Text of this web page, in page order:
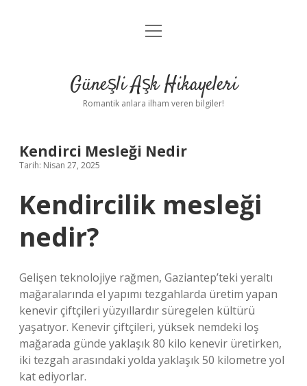
Anasayfa
Yasal Uyarı
menüyü
Güneşli Aşk Hikayeleri
Romantik anlara ilham veren bilgiler!
Kendirci Mesleği Nedir
Tarih: Nisan 27, 2025
Kendircilik mesleği
nedir?
Gelişen teknolojiye rağmen, Gaziantep’teki yeraltı
mağaralarında el yapımı tezgahlarda üretim yapan
kenevir çiftçileri yüzyıllardır süregelen kültürü
yaşatıyor. Kenevir çiftçileri, yüksek nemdeki loş
mağarada günde yaklaşık 80 kilo kenevir üretirken,
iki tezgah arasındaki yolda yaklaşık 50 kilometre yol
kat ediyorlar.